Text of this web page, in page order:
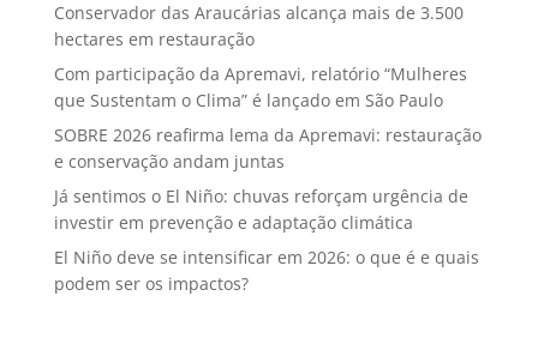
Conservador das Araucárias alcança mais de 3.500
hectares em restauração
Com participação da Apremavi, relatório “Mulheres
que Sustentam o Clima” é lançado em São Paulo
SOBRE 2026 reafirma lema da Apremavi: restauração
e conservação andam juntas
Já sentimos o El Niño: chuvas reforçam urgência de
investir em prevenção e adaptação climática
El Niño deve se intensificar em 2026: o que é e quais
podem ser os impactos?